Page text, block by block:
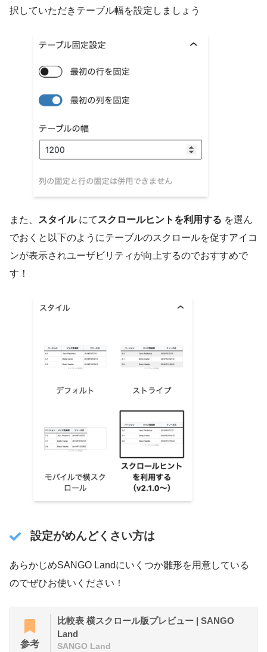
択していただきテーブル幅を設定しましょう
また、 スタイルにて スクロールヒントを利用する を選ん
でおくと以下のようにテーブルのスクロールを促すアイコ
ンが表示されユーザビリティが向上するのでおすすめで
す！
設定がめんどくさい方は
あらかじめSANGO Landにいくつか雛形を用意している
のでぜひお使いください！
参考
比較表 横スクロール版プレビュー | SANGO
Land
SANGO Land